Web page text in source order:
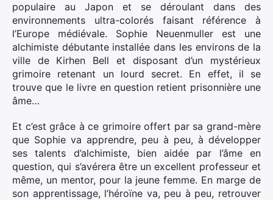
populaire au Japon et se déroulant dans des
environnements ultra-colorés faisant référence à
l’Europe médiévale. Sophie Neuenmuller est une
alchimiste débutante installée dans les environs de la
ville de Kirhen Bell et disposant d’un mystérieux
grimoire retenant un lourd secret. En effet, il se
trouve que le livre en question retient prisonnière une
âme…
Et c’est grâce à ce grimoire offert par sa grand-mère
que Sophie va apprendre, peu à peu, à développer
ses talents d’alchimiste, bien aidée par l’âme en
question, qui s’avérera être un excellent professeur et
même, un mentor, pour la jeune femme. En marge de
son apprentissage, l’héroïne va, peu à peu, retrouver